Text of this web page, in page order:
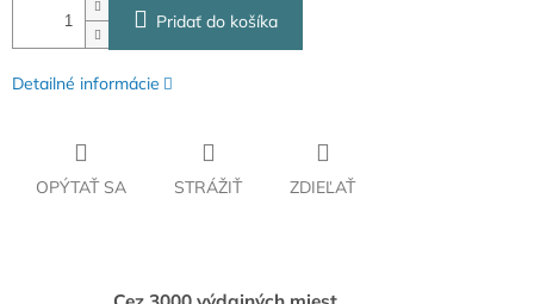
Pridať do košíka
Detailné informácie
OPÝTAŤ SA STRÁŽIŤ ZDIEĽAŤ